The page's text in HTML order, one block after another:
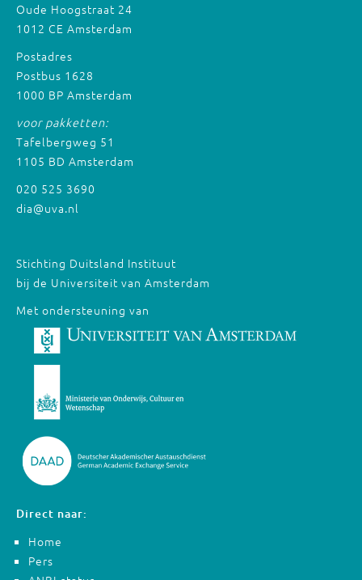
Oude Hoogstraat 24
1012 CE Amsterdam
Postadres
Postbus 1628
1000 BP Amsterdam
voor pakketten:
Tafelbergweg 51
1105 BD Amsterdam
020 525 3690
dia@uva.nl
Stichting Duitsland Instituut
bij de Universiteit van Amsterdam
Met ondersteuning van
Direct naar:
Home
Pers